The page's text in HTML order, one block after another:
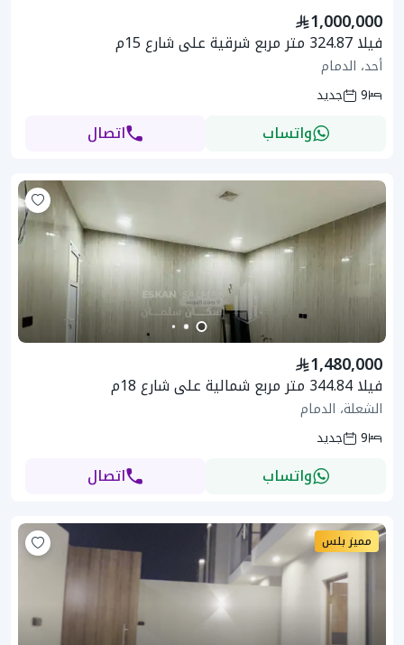
1,000,000
فيلا 324.87 متر مربع شرقية على شارع 15م
أحد، الدمام
9
جديد
واتساب اتصال
1,480,000
فيلا 344.84 متر مربع شمالية على شارع 18م
الشعلة، الدمام
9
جديد
واتساب اتصال
مميز بلس